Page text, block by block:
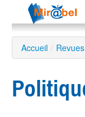
Le réseau
Soutien
Listes
Accueil / Revues